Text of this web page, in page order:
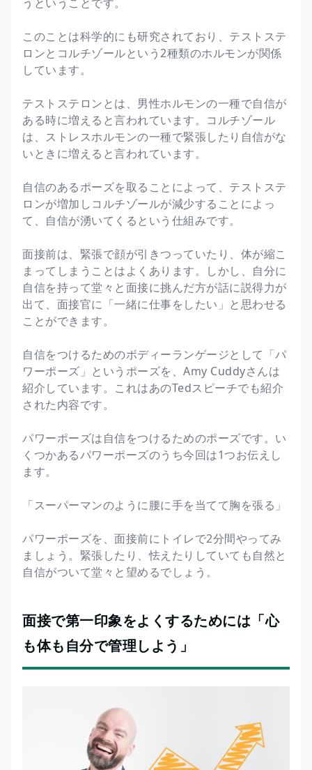
このことは科学的にも研究されており、テストステ
ロンとコルチゾールという2種類のホルモンが関係
しています。
テストステロンとは、男性ホルモンの一種で自信が
ある時に増えると言われています。コルチゾール
は、ストレスホルモンの一種で緊張したり自信がな
いときに増えると言われています。
自信のあるポーズを取ることによって、テストステ
ロンが増加しコルチゾールが減少することによっ
て、自信が湧いてくるという仕組みです。
面接前は、緊張で顔が引きつっていたり、体が縮こ
まってしまうことはよくあります。しかし、自分に
自信を持って堂々と面接に挑んだ方が話に説得力が
出て、面接官に「一緒に仕事をしたい」と思わせる
ことができます。
自信をつけるためのボディーランゲージとして「パ
ワーポーズ」というポーズを、Amy Cuddyさんは
紹介しています。これはあのTedスピーチでも紹介
された内容です。
パワーポーズは自信をつけるためのポーズです。い
くつかあるパワーポーズのうち今回は1つお伝えし
ます。
「スーパーマンのように腰に手を当てて胸を張る」
パワーポーズを、面接前にトイレで2分間やってみ
ましょう。緊張したり、怯えたりしていても自然と
自信がついて堂々と望めるでしょう。
面接で第一印象をよくするためには「心
も体も自分で管理しよう」